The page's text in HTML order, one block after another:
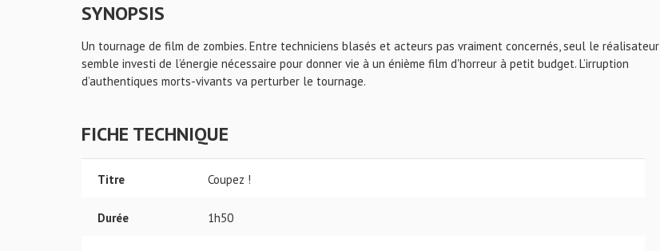
SYNOPSIS
Un tournage de film de zombies. Entre techniciens blasés et acteurs pas vraiment concernés, seul le réalisateur
semble investi de l’énergie nécessaire pour donner vie à un énième film d'horreur à petit budget. L’irruption
d’authentiques morts-vivants va perturber le tournage.
FICHE TECHNIQUE
Titre Coupez !
Durée 1h50